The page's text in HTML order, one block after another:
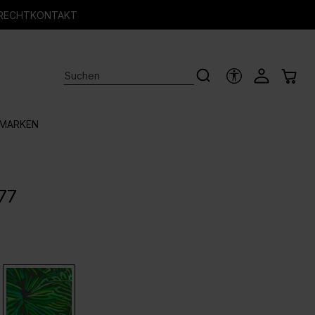
KONTAKT
HILFSTOOLS
MARKEN